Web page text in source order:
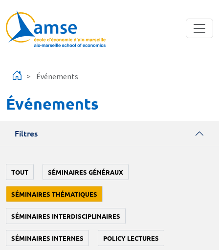
Événements
Événements
Filtres
TOUT SÉMINAIRES GÉNÉRAUX
SÉMINAIRES THÉMATIQUES
SÉMINAIRES INTERDISCIPLINAIRES
SÉMINAIRES INTERNES POLICY LECTURES